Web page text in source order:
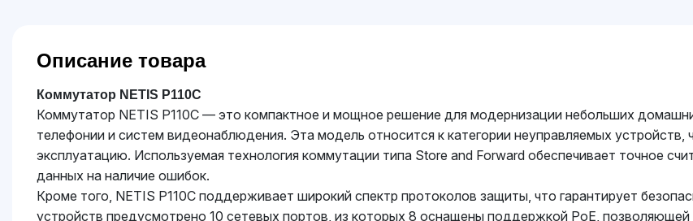
Описание товара
Коммутатор NETIS P110C
Коммутатор NETIS P110C — это компактное и мощное решение для модернизации небольших
телефонии и систем видеонаблюдения. Эта модель относится к категории неуправляемых устройств,
эксплуатацию. Используемая технология коммутации типа Store and Forward обеспечивает точное
данных на наличие ошибок.
Кроме того, NETIS P110C поддерживает широкий спектр протоколов защиты, что гарантирует
устройств предусмотрено 10 сетевых портов, из которых 8 оснащены поддержкой PoE,